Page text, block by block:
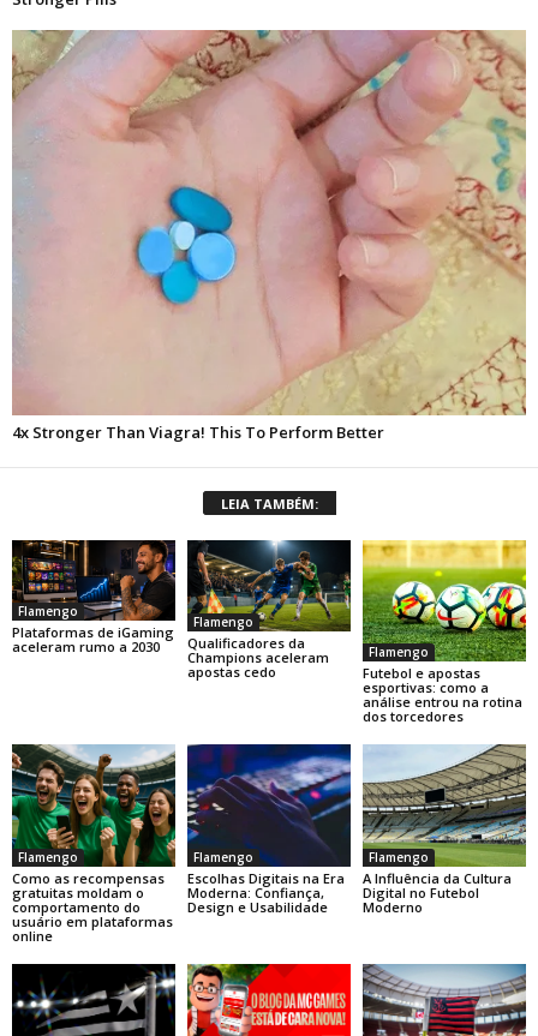
LEIA TAMBÉM:
Flamengo
Plataformas de iGaming
aceleram rumo a 2030
Flamengo
Qualificadores da
Champions aceleram
apostas cedo
Flamengo
Futebol e apostas
esportivas: como a
análise entrou na rotina
dos torcedores
Flamengo
Como as recompensas
gratuitas moldam o
comportamento do
usuário em plataformas
online
Flamengo
Escolhas Digitais na Era
Moderna: Confiança,
Design e Usabilidade
Flamengo
A Influência da Cultura
Digital no Futebol
Moderno